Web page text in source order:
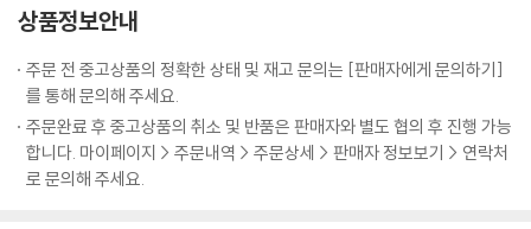
런 잡지도 다 나오는구나 싶어 신기한 마음에 한장 한장 넘기다 눈에 들어
온 낯익은 얼굴! 바로 그때 그 오모테산도에서 만난 아티스트의 모습이었
다.
--- p.263, <오모테산도, 길 위의 추억 커피 브레이크> 중에서
-본문 중에서
코미디 대본이 아닌 책으로 만난 신회는 내가 수년간 알던 그녀가 아니었
다. 회의 때마다 아이디어 내놓으라며 다 큰 어른을 구박하던 히스테릭한
모습은 없고, 에쿠니 가오리의 필 충만한 동경처녀가 되어 나타난 느낌?
이 책을 읽고 나면 여러분도 분명 나처럼 도쿄와 도쿄음식에 반하고 말 거
다!
정준하 (코미디언 겸 연기자)
상품정보안내
주문 전 중고상품의 정확한 상태 및 재고 문의는 [판매자에게 문의하기]
를 통해 문의해 주세요.
주문완료 후 중고상품의 취소 및 반품은 판매자와 별도 협의 후 진행 가능
합니다. 마이페이지 > 주문내역 > 주문상세 > 판매자 정보보기 > 연락처
로 문의해 주세요.